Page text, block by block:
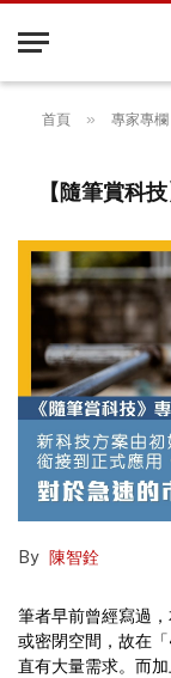
首頁 » 專家專欄
【隨筆賞科
By 陳智銓
筆者早前曾經寫過
或密閉空間，故在
直有大量需求。而